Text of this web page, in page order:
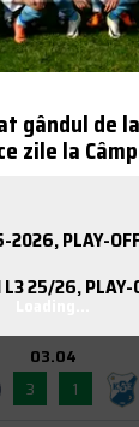
gândul de
zile la
L3 25/26, PLAY-
03.04
3
1